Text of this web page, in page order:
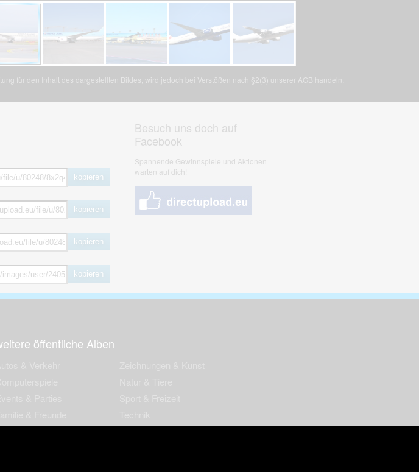
für den Inhalt des dargestellten Bildes, wird jedoch bei Verstößen nach §2(3) unserer AGB handeln.
kopieren
kopieren
kopieren
kopieren
Besuch uns doch auf
Facebook
Spannende Gewinnspiele und Aktionen
warten auf dich!
öffentliche Alben